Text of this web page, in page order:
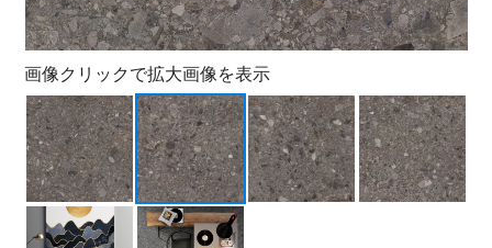
画像クリックで拡大画像を表示